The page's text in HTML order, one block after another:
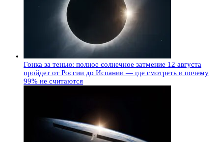
Гонка за тенью: полное солнечное затмение 12 августа
пройдет от России до Испании — где смотреть и почему
99% не считаются